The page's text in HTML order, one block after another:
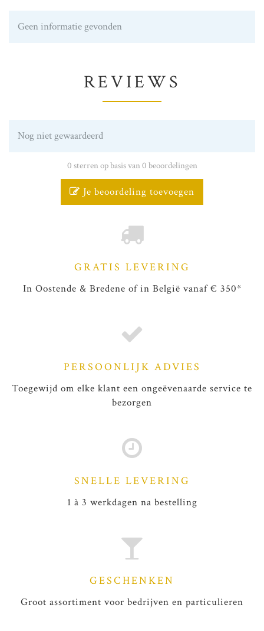
Geen informatie gevonden
REVIEWS
Nog niet gewaardeerd
0 sterren op basis van 0 beoordelingen
Je beoordeling toevoegen
GRATIS LEVERING
In Oostende & Bredene of in België vanaf € 350*
PERSOONLIJK ADVIES
Toegewijd om elke klant een ongeëvenaarde service te
bezorgen
SNELLE LEVERING
1 à 3 werkdagen na bestelling
GESCHENKEN
Groot assortiment voor bedrijven en particulieren